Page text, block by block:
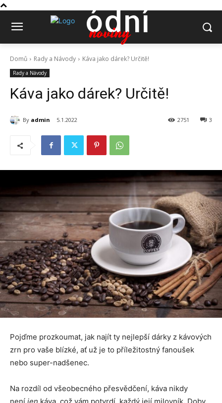
ódní
noviny
Domů Rady a Návody Káva jako dárek? Určitě!
Rady a Návody
Káva jako dárek? Určitě!
By admin 5.1.2022 3
2751
Pojďme prozkoumat, jak najít ty nejlepší dárky z kávových
zrn pro vaše blízké, ať už je to příležitostný fanoušek
nebo super-nadšenec.
Na rozdíl od všeobecného přesvědčení, káva nikdy